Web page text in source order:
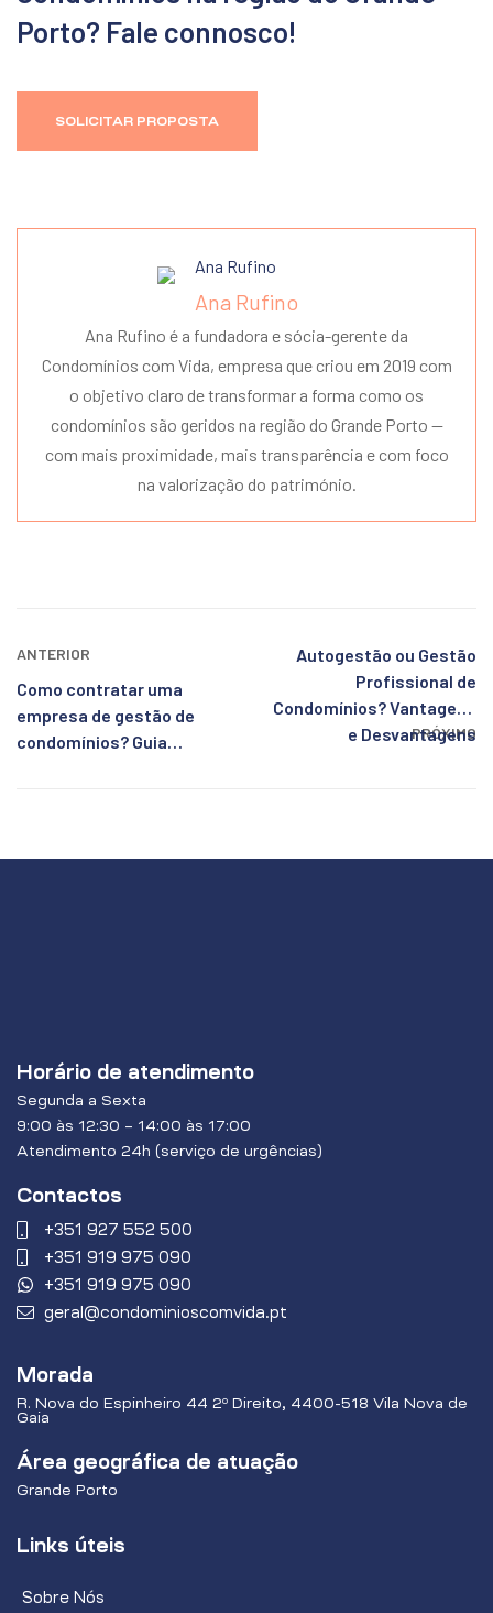
Porto? Fale connosco!
SOLICITAR PROPOSTA
Ana Rufino
Ana Rufino é a fundadora e sócia-gerente da
Condomínios com Vida, empresa que criou em 2019 com
o objetivo claro de transformar a forma como os
condomínios são geridos na região do Grande Porto —
com mais proximidade, mais transparência e com foco
na valorização do património.
ANTERIOR
Como contratar uma
empresa de gestão de
condomínios? Guia
PRÓXIMO
Autogestão ou Gestão
Profissional de
Condomínios? Vantagens
e Desvantagens
Horário de atendimento
Segunda a Sexta
9:00 às 12:30 – 14:00 às 17:00
Atendimento 24h (serviço de urgências)
Contactos
+351 927 552 500
+351 919 975 090
+351 919 975 090
geral@condominioscomvida.pt
Morada
R. Nova do Espinheiro 44 2º Direito, 4400-518 Vila Nova de
Gaia
Área geográfica de atuação
Grande Porto
Links úteis
Sobre Nós